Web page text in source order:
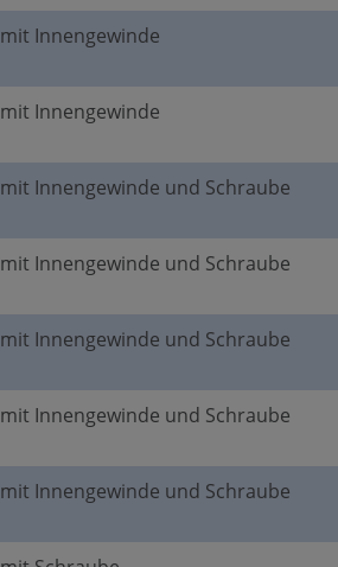
mit Innengewinde
mit Innengewinde
mit Innengewinde und Schraube
mit Innengewinde und Schraube
mit Innengewinde und Schraube
mit Innengewinde und Schraube
mit Innengewinde und Schraube